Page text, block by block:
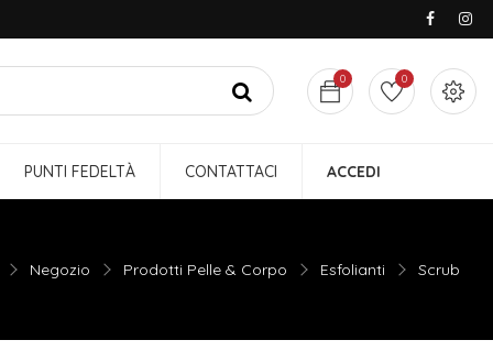
0 0
PUNTI FEDELTÀ CONTATTACI ACCEDI
Negozio Prodotti Pelle & Corpo Esfolianti Scrub